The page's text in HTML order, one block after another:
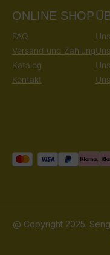
ONLINE SHOP
FAQ
Versand und Zahlung
Katalog
Kontakt
@ Copyright 2025.